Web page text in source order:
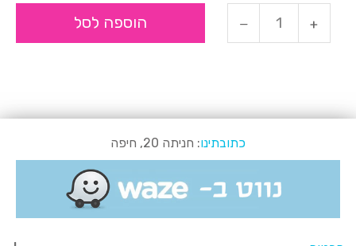
הוספה לסל
כתובתינו: חניתה 20, חיפה